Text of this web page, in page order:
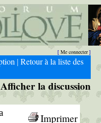
[ Me connecter]
| Retour à la liste des
Afficher la discussion
Imprimer